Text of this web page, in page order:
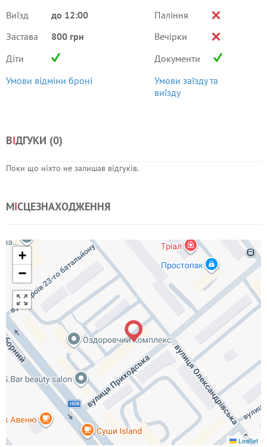
Виїзд
до 12:00
Застава
800 грн
Діти
Умови відміни броні
Паління
Вечірки
Документи
Умови заїзду та
виїзду
ВІДГУКИ (0)
Поки що ніхто не залишав відгуків.
МІСЦЕЗНАХОДЖЕННЯ
+
−
Leaflet